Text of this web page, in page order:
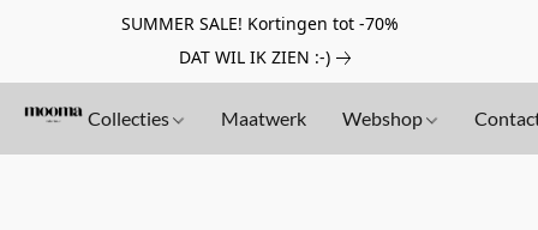
SUMMER SALE! Kortingen tot -70%
DAT WIL IK ZIEN :-)
Collecties Maatwerk Webshop